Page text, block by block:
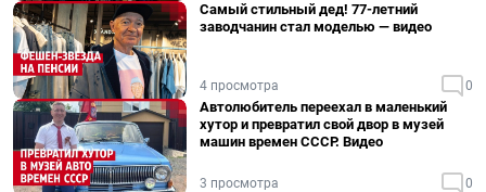
Самый стильный дед! 77-летний
заводчанин стал моделью — видео
4 просмотра 0
Автолюбитель переехал в маленький
хутор и превратил свой двор в музей
машин времен СССР. Видео
3 просмотра 0